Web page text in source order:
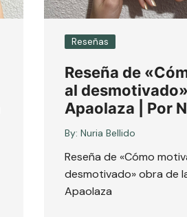
Reseñas
Reseña de
al
Apaolaza | Por
By: Nuria Bellido
Reseña de «Cómo
desmotivado» obra de
Apaolaza